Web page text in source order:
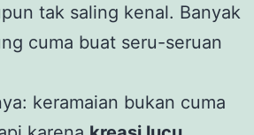
tak saling kenal. Banyak
cuma buat seru-seruan
keramaian bukan cuma